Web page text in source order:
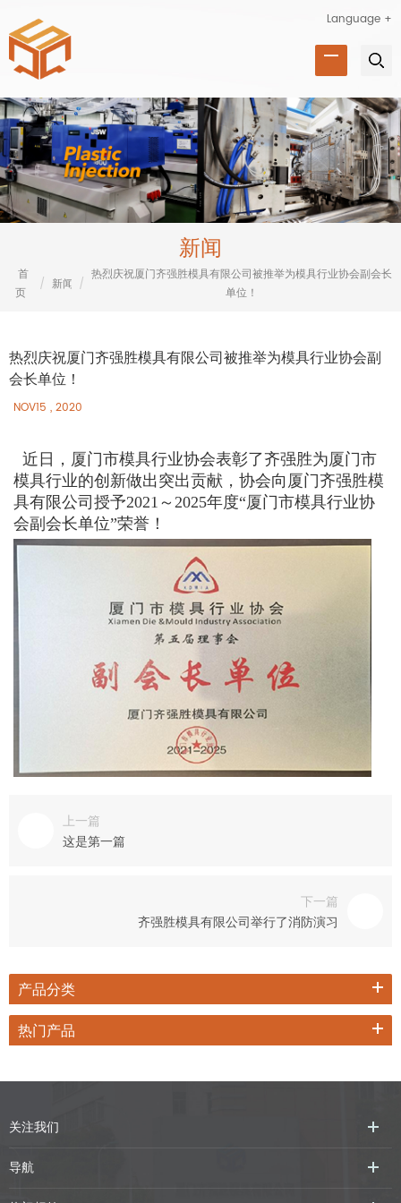
Language +
新闻
首
页
/ 新闻 /
热烈庆祝厦门齐强胜模具有限公司被推举为模具行业协会副会长
单位！
热烈庆祝厦门齐强胜模具有限公司被推举为模具行业协会副
会长单位！
NOV15 , 2020
近日，厦门市模具行业协会表彰了齐强胜为厦门市
模具行业的创新做出突出贡献，协会向厦门齐强胜模
具有限公司授予2021～2025年度“厦门市模具行业协
会副会长单位”荣誉！
上一篇
这是第一篇
下一篇
齐强胜模具有限公司举行了消防演习
产品分类
热门产品
关注我们
导航